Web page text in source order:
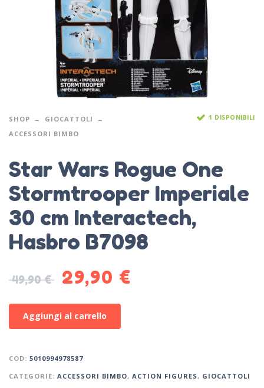
SHOP
GIOCATTOLI
ACCESSORI BIMBO
1 DISPONIBILI
Star Wars Rogue One
Stormtrooper Imperiale
30 cm Interactech,
Hasbro B7098
49,90€ 29,90 €
Aggiungi al carrello
COD: 5010994978587
CATEGORIE: ACCESSORI BIMBO, ACTION FIGURES , GIOCATTOLI